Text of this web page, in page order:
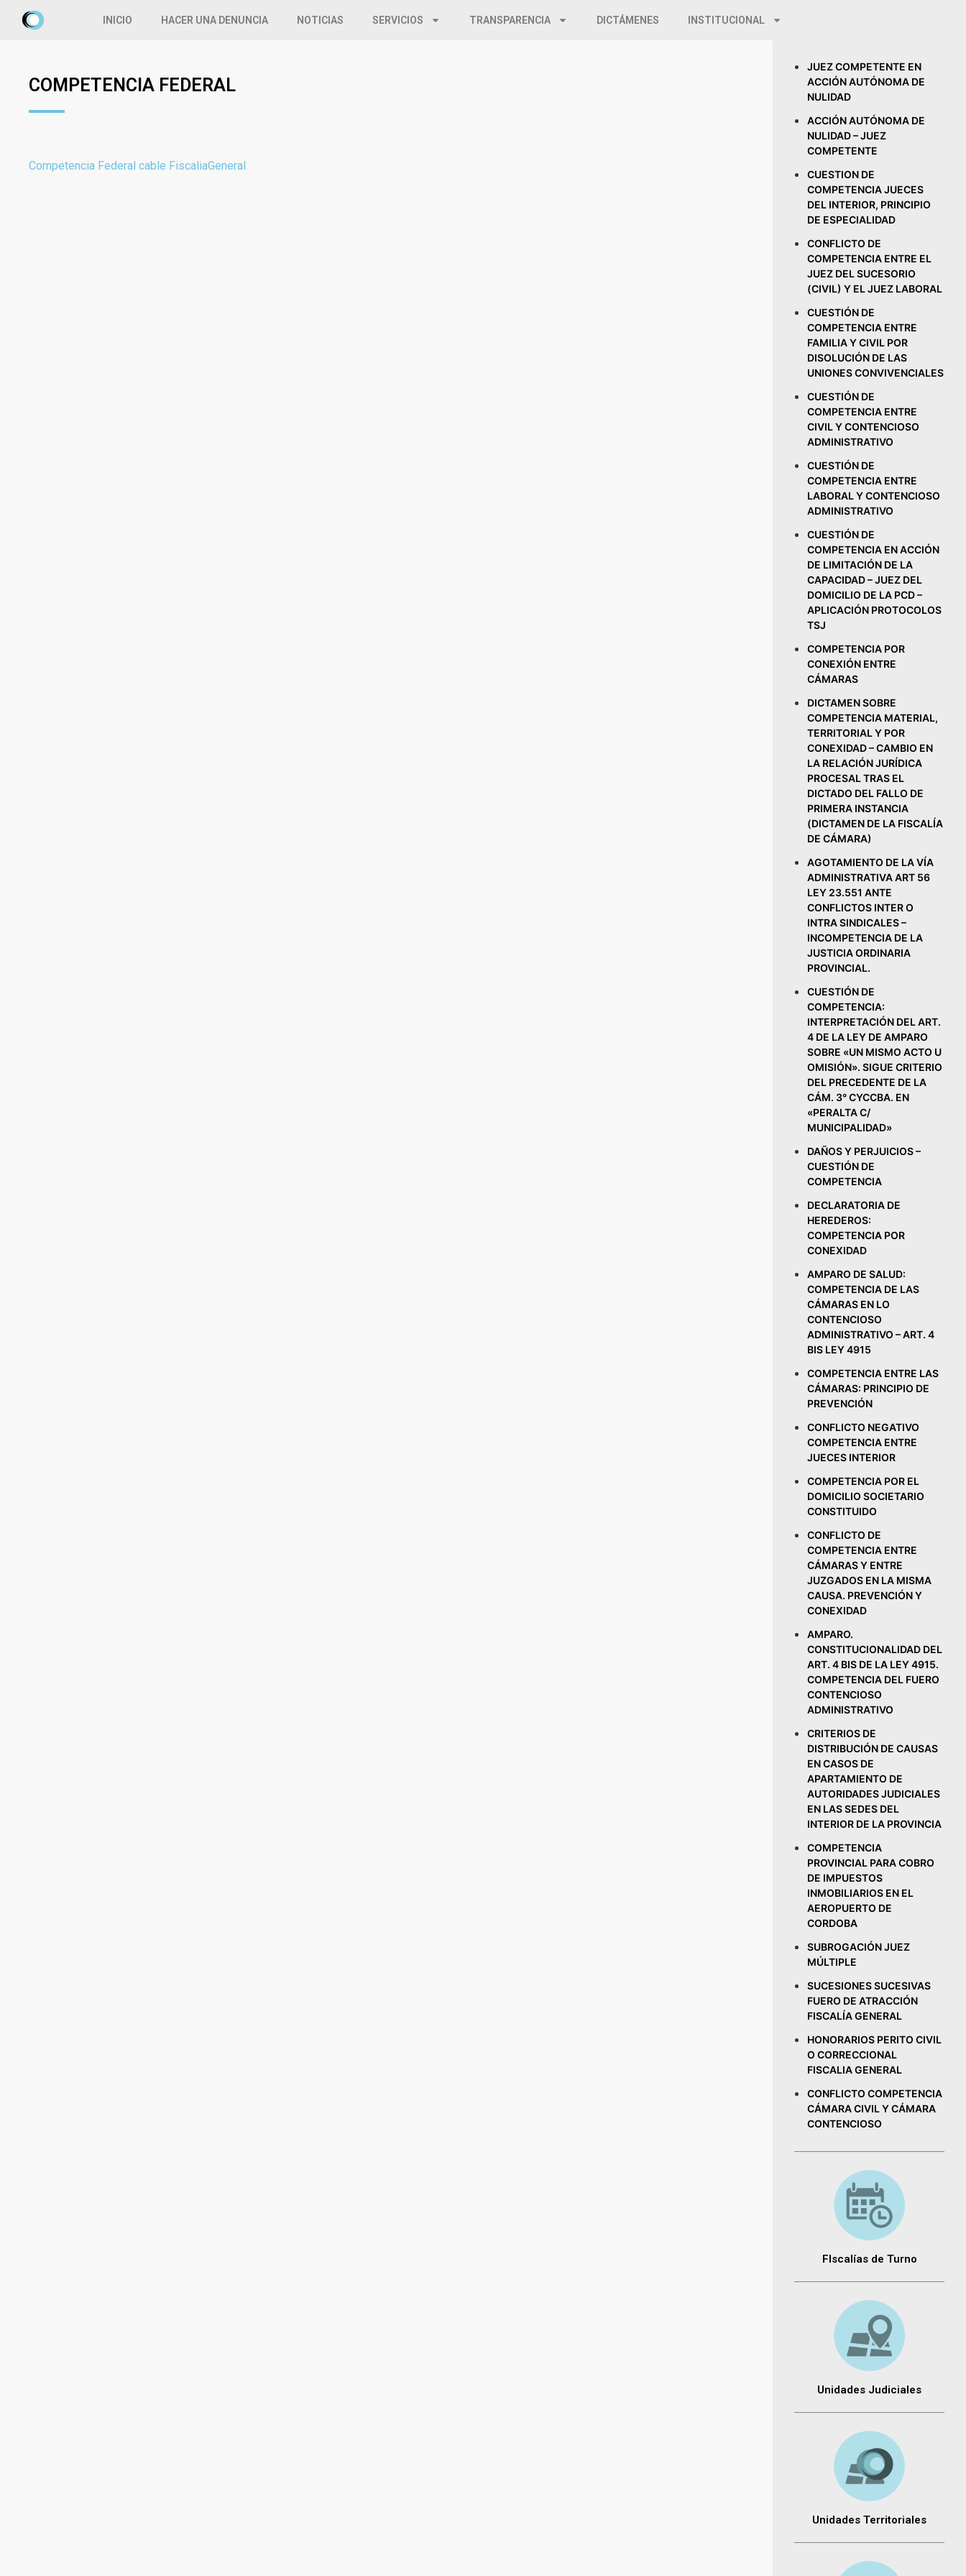
INICIO HACER UNA DENUNCIA NOTICIAS SERVICIOS TRANSPARENCIA DICTÁMENES INSTITUCIONAL
COMPETENCIA FEDERAL
Competencia Federal cable FiscaliaGeneral
JUEZ COMPETENTE EN
ACCIÓN AUTÓNOMA DE
NULIDAD
ACCIÓN AUTÓNOMA DE
NULIDAD – JUEZ
COMPETENTE
CUESTION DE
COMPETENCIA JUECES
DEL INTERIOR, PRINCIPIO
DE ESPECIALIDAD
CONFLICTO DE
COMPETENCIA ENTRE EL
JUEZ DEL SUCESORIO
(CIVIL) Y EL JUEZ LABORAL
CUESTIÓN DE
COMPETENCIA ENTRE
FAMILIA Y CIVIL POR
DISOLUCIÓN DE LAS
UNIONES CONVIVENCIALES
CUESTIÓN DE
COMPETENCIA ENTRE
CIVIL Y CONTENCIOSO
ADMINISTRATIVO
CUESTIÓN DE
COMPETENCIA ENTRE
LABORAL Y CONTENCIOSO
ADMINISTRATIVO
CUESTIÓN DE
COMPETENCIA EN ACCIÓN
DE LIMITACIÓN DE LA
CAPACIDAD – JUEZ DEL
DOMICILIO DE LA PCD –
APLICACIÓN PROTOCOLOS
TSJ
COMPETENCIA POR
CONEXIÓN ENTRE
CÁMARAS
DICTAMEN SOBRE
COMPETENCIA MATERIAL,
TERRITORIAL Y POR
CONEXIDAD – CAMBIO EN
LA RELACIÓN JURÍDICA
PROCESAL TRAS EL
DICTADO DEL FALLO DE
PRIMERA INSTANCIA
(DICTAMEN DE LA FISCALÍA
DE CÁMARA)
AGOTAMIENTO DE LA VÍA
ADMINISTRATIVA ART 56
LEY 23.551 ANTE
CONFLICTOS INTER O
INTRA SINDICALES –
INCOMPETENCIA DE LA
JUSTICIA ORDINARIA
PROVINCIAL.
CUESTIÓN DE
COMPETENCIA:
INTERPRETACIÓN DEL ART.
4 DE LA LEY DE AMPARO
SOBRE «UN MISMO ACTO U
OMISIÓN». SIGUE CRITERIO
DEL PRECEDENTE DE LA
CÁM. 3° CYCCBA. EN
«PERALTA C/
MUNICIPALIDAD»
DAÑOS Y PERJUICIOS –
CUESTIÓN DE
COMPETENCIA
DECLARATORIA DE
HEREDEROS:
COMPETENCIA POR
CONEXIDAD
AMPARO DE SALUD:
COMPETENCIA DE LAS
CÁMARAS EN LO
CONTENCIOSO
ADMINISTRATIVO – ART. 4
BIS LEY 4915
COMPETENCIA ENTRE LAS
CÁMARAS: PRINCIPIO DE
PREVENCIÓN
CONFLICTO NEGATIVO
COMPETENCIA ENTRE
JUECES INTERIOR
COMPETENCIA POR EL
DOMICILIO SOCIETARIO
CONSTITUIDO
CONFLICTO DE
COMPETENCIA ENTRE
CÁMARAS Y ENTRE
JUZGADOS EN LA MISMA
CAUSA. PREVENCIÓN Y
CONEXIDAD
AMPARO.
CONSTITUCIONALIDAD DEL
ART. 4 BIS DE LA LEY 4915.
COMPETENCIA DEL FUERO
CONTENCIOSO
ADMINISTRATIVO
CRITERIOS DE
DISTRIBUCIÓN DE CAUSAS
EN CASOS DE
APARTAMIENTO DE
AUTORIDADES JUDICIALES
EN LAS SEDES DEL
INTERIOR DE LA PROVINCIA
COMPETENCIA
PROVINCIAL PARA COBRO
DE IMPUESTOS
INMOBILIARIOS EN EL
AEROPUERTO DE
CORDOBA
SUBROGACIÓN JUEZ
MÚLTIPLE
SUCESIONES SUCESIVAS
FUERO DE ATRACCIÓN
FISCALÍA GENERAL
HONORARIOS PERITO CIVIL
O CORRECCIONAL
FISCALIA GENERAL
CONFLICTO COMPETENCIA
CÁMARA CIVIL Y CÁMARA
CONTENCIOSO
FIscalías de Turno
Unidades Judiciales
Unidades Territoriales